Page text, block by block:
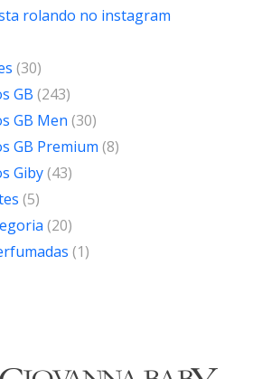
rolando no instagram
(30)
GB (243)
GB Men (30)
GB Premium (8)
Giby(43)
(5)
(20)
(1)